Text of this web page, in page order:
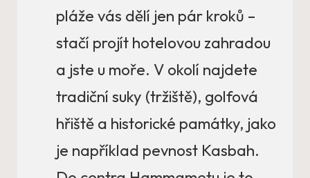
pláže vás dělí jen pár kroků –
stačí projít hotelovou zahradou
a jste u moře. V okolí najdete
tradiční suky (tržiště), golfová
hřiště a historické památky, jako
je například pevnost Kasbah.